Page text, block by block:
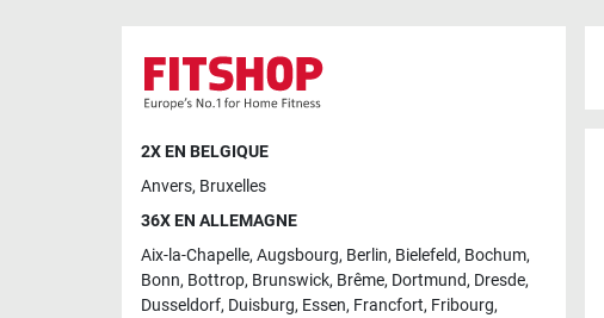
2X EN BELGIQUE
Anvers, Bruxelles
36X EN ALLEMAGNE
Aix-la-Chapelle, Augsbourg, Berlin, Bielefeld, Bochum,
Bonn, Bottrop, Brunswick, Brême, Dortmund, Dresde,
Dusseldorf, Duisburg, Essen, Francfort, Fribourg,